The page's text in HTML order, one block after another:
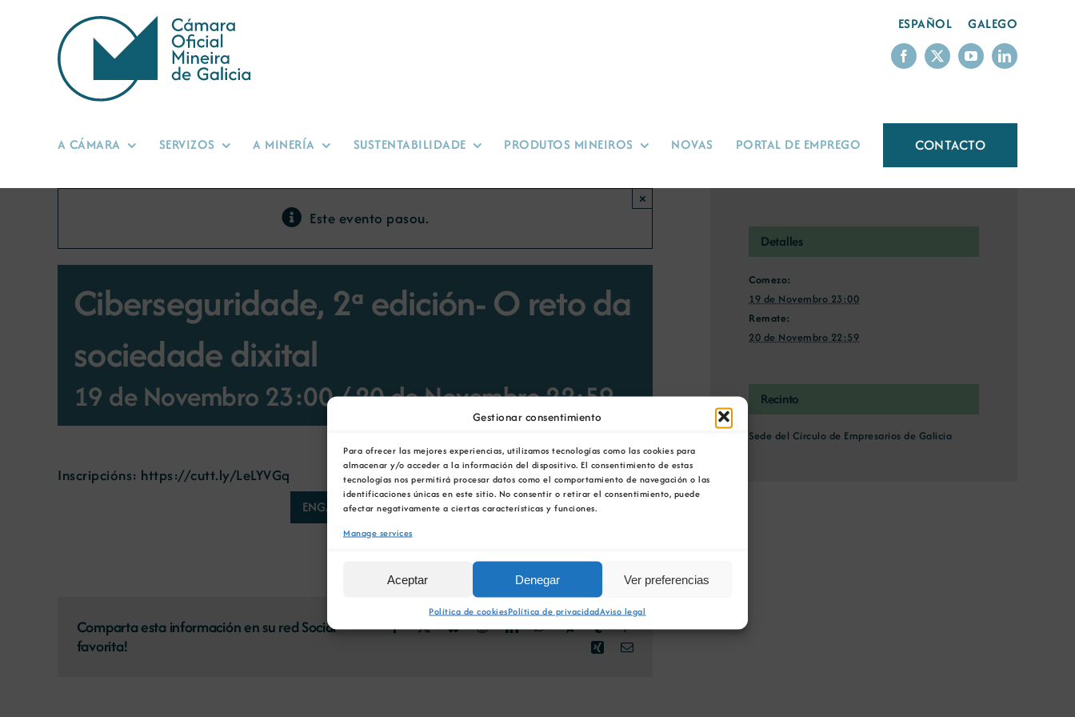
Gestionar consentimiento
Para ofrecer las mejores experiencias, utilizamos tecnologías como las cookies para
almacenar y/o acceder a la información del dispositivo. El consentimiento de estas
tecnologías nos permitirá procesar datos como el comportamiento de navegación o las
identificaciones únicas en este sitio. No consentir o retirar el consentimiento, puede
afectar negativamente a ciertas características y funciones.
Manage services
Aceptar Denegar Ver preferencias
Política de cookiesPolítica de privacidadAviso legal
ESPAÑOL GALEGO
A CÁMARA SERVIZOS A MINERÍA SUSTENTABILIDADE PRODUTOS MINEIROS NOVAS PORTAL DE EMPREGO CONTACTO
Este evento pasou.
×
Ciberseguridade, 2ª edición- O reto da
sociedade dixital
19 de Novembro 23:00/20 de Novembro 22:59
Inscripcións: https://cutt.ly/LeLYVGq
ENGADIR AO CALENDARIO
Comparta esta información en su red Social
favorita!
XingEmail
Detalles
Comezo:
19 de Novembro 23:00
Remate:
20 de Novembro 22:59
Recinto
Sede del Círculo de Empresarios de Galicia